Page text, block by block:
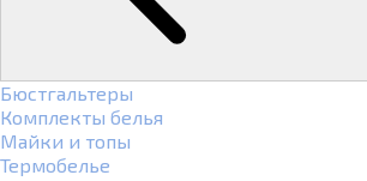
Бюстгальтеры
Комплекты белья
Майки и топы
Термобелье